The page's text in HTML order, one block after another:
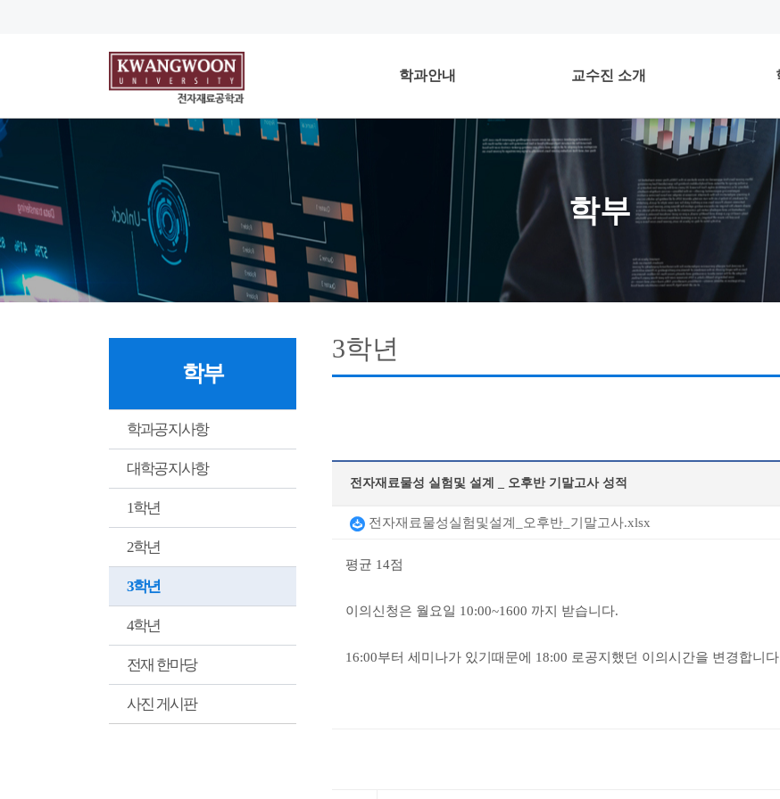
학과안내 교수진 소개
학부
학부
학과공지사항
대학공지사항
1학년
2학년
3학년
4학년
전재 한마당
사진 게시판
3학년
전자재료물성 실험및 설계 _ 오후반 기말고사 성적
전자재료물성실험및설계_오후반_기말고사.xlsx
평균 14점
이의신청은 월요일 10:00~1600 까지 받습니다.
16:00부터 세미나가 있기때문에 18:00 로공지했던 이의시간을 변경합니